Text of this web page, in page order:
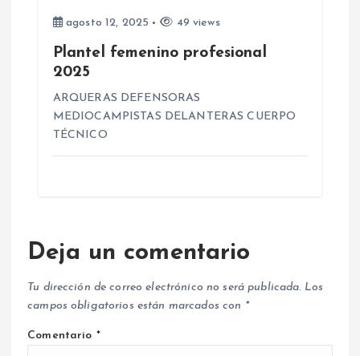
agosto 12, 2025 49 views
Plantel femenino profesional
2025
ARQUERAS DEFENSORAS
MEDIOCAMPISTAS DELANTERAS CUERPO
TÉCNICO
Deja un comentario
Tu dirección de correo electrónico no será publicada. Los
campos obligatorios están marcados con *
Comentario *